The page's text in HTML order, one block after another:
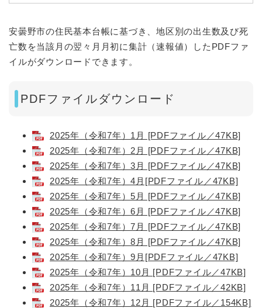
安曇野市の住民基本台帳に基づき、地区別の出生数及び死
亡数を当該月の翌々月月初に集計（速報値）したPDFファ
イルがダウンロードできます。
PDFファイルダウンロード
2025年（令和7年）1月 [PDFファイル／47KB]
2025年（令和7年）2月 [PDFファイル／47KB]
2025年（令和7年）3月 [PDFファイル／47KB]
2025年（令和7年）4月[PDFファイル／47KB]
2025年（令和7年）5月 [PDFファイル／47KB]
2025年（令和7年）6月 [PDFファイル／47KB]
2025年（令和7年）7月 [PDFファイル／47KB]
2025年（令和7年）8月 [PDFファイル／47KB]
2025年（令和7年）9月[PDFファイル／47KB]
2025年（令和7年）10月 [PDFファイル／47KB]
2025年（令和7年）11月 [PDFファイル／42KB]
2025年（令和7年）12月 [PDFファイル／154KB]